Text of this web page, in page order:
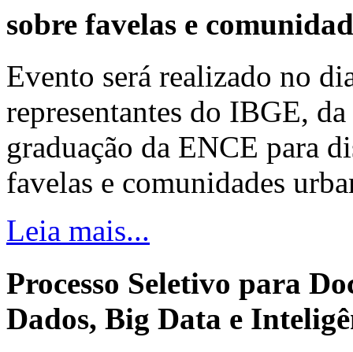
sobre favelas e
Evento será realizado no
representantes do IBGE,
graduação da ENCE para
favelas e comunidades
Leia mais...
Processo Seletivo para
Dados, Big Data e